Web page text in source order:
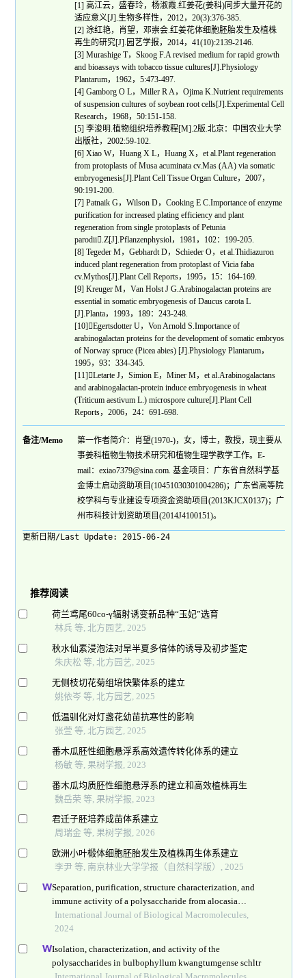
[1] 高江云，盛春玲，杨淑霞.红姜花(姜科) 同步大量开花的
适应意义[J].生物多样性，2012，20(3):376-385.
[2]涂红艳，肖望，邓崇会.红姜花体细胞胚胎发生及植株
再生的研究[J]. 园艺学报，2014，41(10):2139-2146.
[3] Murashige T，Skoog F.A revised medium for rapid growth
and bioassays with tobacco tissue cultures[J].Physiology
Plantarum， 1962，5:473-497.
[4] Gamborg O L，Miller R A，Ojima K.Nutrient requirements
of suspension cultures of soybean root cells[J].Experimental Cell
Research， 1968，50:151-158.
[5]李浚明.植物组织培养教程[M].2版.北京：中国农业大学
出版社，2002:59-102.
[6] Xiao W，Huang X L，Huang X，et al.Plant regeneration
from protoplasts of Musa acuminata cv.Mas (AA) via somatic
embryogenesis[J].Plant Cell Tissue Organ Culture，2007，
90:191-200.
[7] Patnaik G，Wilson D，Cooking E C.Importance of enzyme
purification for increased plating efficiency and plant
regeneration from single protoplasts of Petunia
parodii.Z[J].Pflanzenphysiol， 1981， 102： 199-205.
[8] Tegeder M，Gebhardt D，Schieder O，et al.Thidiazuron
induced plant regeneration from protoplast of Vicia faba
cv.Mythos[J].Plant Cell Reports， 1995， 15： 164-169.
[9] Kreuger M，Van Holst J G.Arabinogalactan proteins are
essential in somatic embryogenesis of Daucus carota L
[J].Planta， 1993， 189：243-248.
[10]Egertsdotter U，Von Arnold S.Importance of
arabinogalactan proteins for the development of somatic embryos
of Norway spruce (Picea abies) [J].Physiology Plantarum，
1995，93：334-345.
[11]Letarte J，Simion E，Miner M，et al.Arabinogalactans
and arabinogalactan-protein induce embryogenesis in wheat
(Triticum aestivum L.) microspore culture[J].Plant Cell
Reports，2006，24：691-698.
备注/Memo
第一作者简介：肖望(1970-)，女，博士，教授，现主要从
事姜科植物生物技术研究和植物生理学教学工作。E-
mail：exiao7379@sina.com. 基金项目：广东省自然科学基
金博士启动资助项目(10451030301004286)；广东省高等院
校学科与专业建设专项资金资助项目(2013KJCX0137)；广
州市科技计划资助项目(2014J4100151)。
更新日期/Last Update:2015-06-24
推荐阅读
荷兰鸢尾60co-γ辐射诱变新品种“玉妃”选育
林兵 等, 北方园艺, 2025
秋水仙素浸泡法对旱半夏多倍体的诱导及初步鉴定
朱庆松 等, 北方园艺, 2025
无侧枝切花菊组培快繁体系的建立
姚依岑 等, 北方园艺, 2025
低温驯化对灯盏花幼苗抗寒性的影响
张萱 等, 北方园艺, 2025
番木瓜胚性细胞悬浮系高效遗传转化体系的建立
杨敏 等, 果树学报, 2023
番木瓜均质胚性细胞悬浮系的建立和高效植株再生
魏岳荣 等, 果树学报, 2023
君迁子胚培养成苗体系建立
周瑞金 等, 果树学报, 2026
欧洲小叶椴体细胞胚胎发生及植株再生体系建立
李尹 等, 南京林业大学学报（自然科学版）, 2025
Separation, purification, structure characterization, and
immune activity of a polysaccharide from alocasia
cucullata obtained by freeze-thaw treatment
International Journal of Biological Macromolecules,
2024
Isolation, characterization, and activity of the
polysaccharides in bulbophyllum kwangtumgense schltr